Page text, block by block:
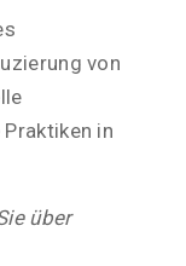
von
in
über